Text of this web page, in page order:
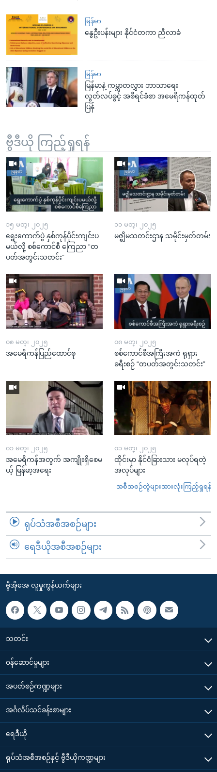
မြန်မာ
နွေဦးပန်းများ နိုင်ငံတကာ ညီလာခံ
မြန်မာ
မြန်မာနဲ့ ကမ္ဘာတလွှား ဘာသာရေး
လွတ်လပ်ခွင့် အစီရင်ခံစာ အမေရိကန်ထုတ်
ပြန်
ဗွီဒီယို ကြည့်ရှုရန်
၁၅ မတ္၊ ၂၀၂၅
ရွေးကောက်ပွဲ နှစ်ကုန်ပိုင်းကျင်းပ
မယ်လို့ စစ်ကောင်စီ ကြေညာ “တ
ပတ်အတွင်းသတင်း”
၁၁ မတ္၊ ၂၀၂၅
မဇ္ဈိမသတင်းဌာန သမိုင်းမှတ်တမ်း
၀၈ မတ္၊ ၂၀၂၅
အမေရိကန်ပြည်ထောင်စု
၀၈ မတ္၊ ၂၀၂၅
စစ်ကောင်စီအကြီးအကဲ ရုရှား
ခရီးစဉ် “တပတ်အတွင်းသတင်း”
၀၁ မတ္၊ ၂၀၂၅
အမေရိကန်အတွက် အကျိုးရှိစေမ
ယ့် မြန်မာ့အရေး
၀၁ မတ္၊ ၂၀၂၅
ထိုင်းမှာ နိုင်ငံခြားသား မလုပ်ရတဲ့
အလုပ်များ
အစီအစဉ်တွဲများအားလုံးကြည့်ရှုရန်
ရုပ်သံအစီအစဉ်များ
ရေဒီယိုအစီအစဉ်များ
ဗွီအိုအေ လူမှုကွန်ယက်များ
သတင်း
၀န်ဆောင်မှုများ
အပတ်စဉ်ကဏ္ဍများ
အင်္ဂလိပ်သင်ခန်းစာများ
ရေဒီယို
ရုပ်သံအစီအစဉ်နှင့် ဗွီဒီယိုကဏ္ဍများ